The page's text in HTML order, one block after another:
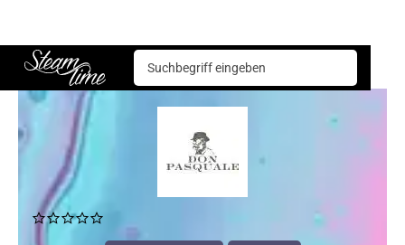
Steam time
Spirituosen Don Pasquale Espresso Martini Likör 15% Vol. 700ml